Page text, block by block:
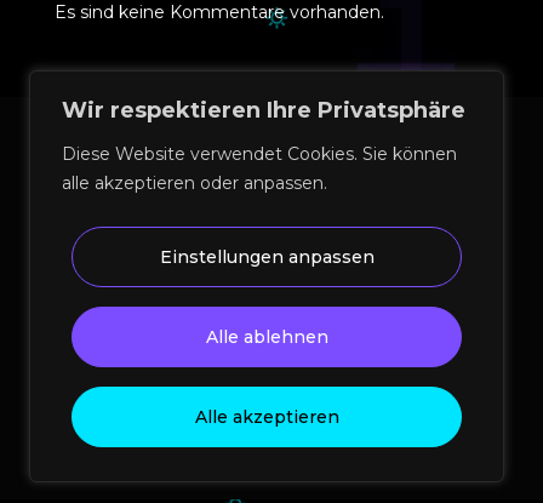
Wir respektieren Ihre Privatsphäre
Diese Website verwendet Cookies. Sie können
alle akzeptieren oder anpassen.
Einstellungen anpassen
Alle ablehnen
Alle akzeptieren
Es sind keine Kommentare vorhanden.
Medienagentur München – Webdesign, Corporate
Design, SEO, AEO, Performance & KI-Strategie